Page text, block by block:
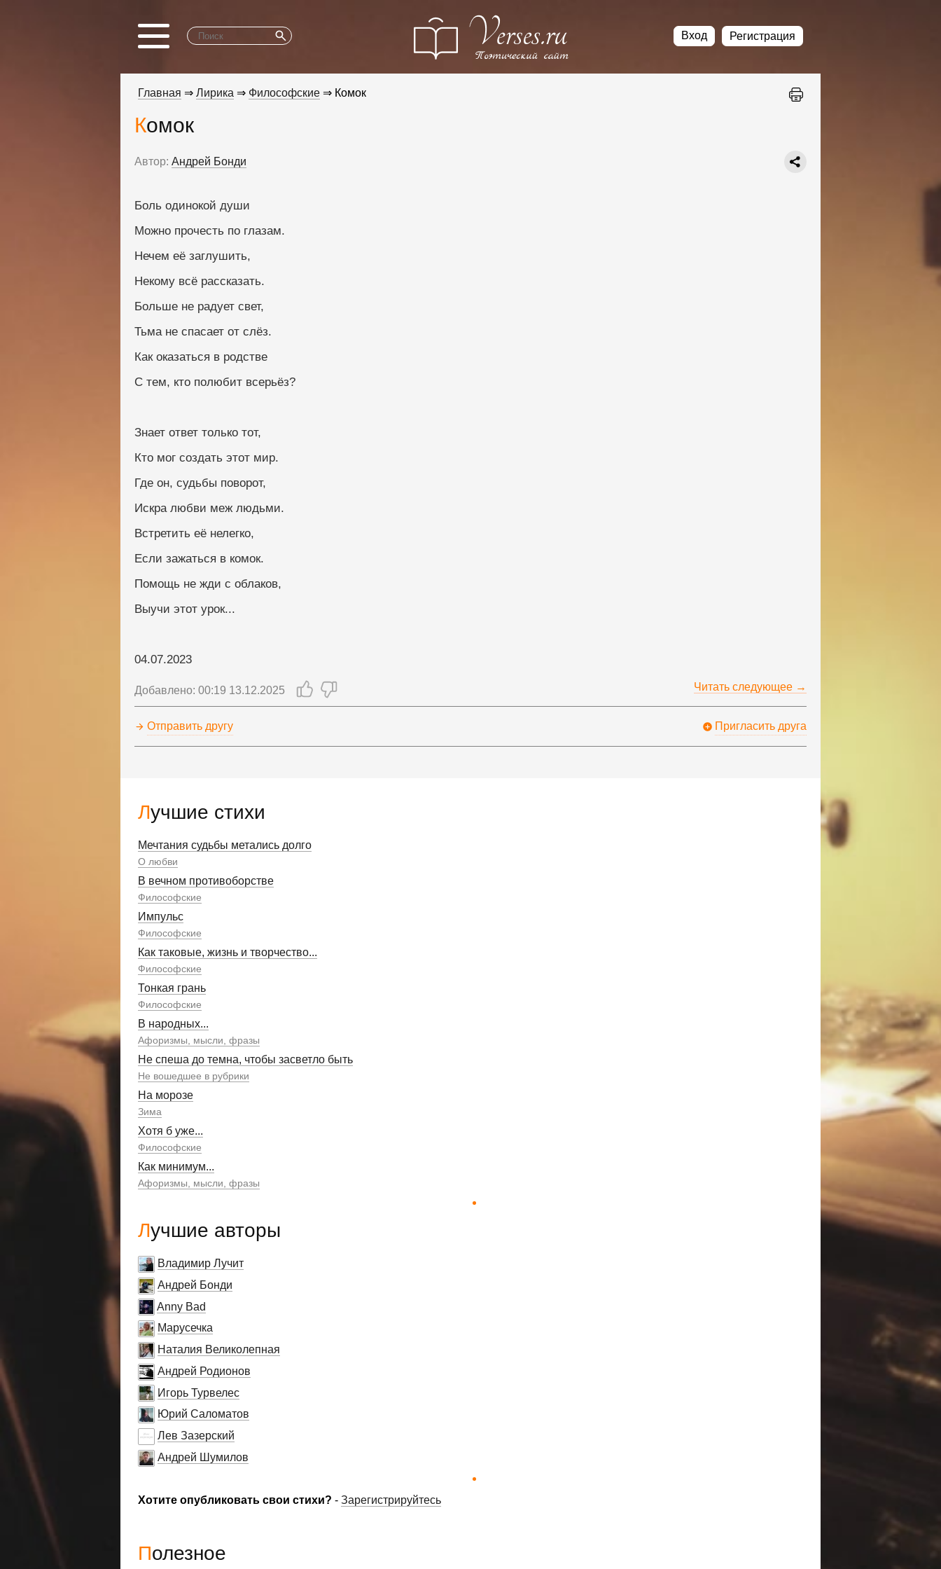
Вход Регистрация
Лучшие стихи
Мечтания судьбы метались долго
О любви
В вечном противоборстве
Философские
Импульс
Философские
Как таковые, жизнь и творчество...
Философские
Тонкая грань
Философские
В народных...
Афоризмы, мысли, фразы
Не спеша до темна, чтобы засветло быть
Не вошедшее в рубрики
На морозе
Зима
Хотя б уже...
Философские
Как минимум...
Афоризмы, мысли, фразы
Лучшие авторы
Владимир Лучит
Андрей Бонди
Anny Bad
Марусечка
Наталия Великолепная
Андрей Родионов
Игорь Турвелес
Юрий Саломатов
Лев Зазерский
Андрей Шумилов
Хотите опубликовать свои стихи? - Зарегистрируйтесь
Главная ⇒ Лирика ⇒ Философские ⇒ Комок
Комок
Автор: Андрей Бонди
Боль одинокой души
Можно прочесть по глазам.
Нечем её заглушить,
Некому всё рассказать.
Больше не радует свет,
Тьма не спасает от слёз.
Как оказаться в родстве
С тем, кто полюбит всерьёз?
Знает ответ только тот,
Кто мог создать этот мир.
Где он, судьбы поворот,
Искра любви меж людьми.
Встретить её нелегко,
Если зажаться в комок.
Помощь не жди с облаков,
Выучи этот урок...
04.07.2023
Добавлено: 00:19 13.12.2025 Читать следующее →
Отправить другу Пригласить друга
Полезное